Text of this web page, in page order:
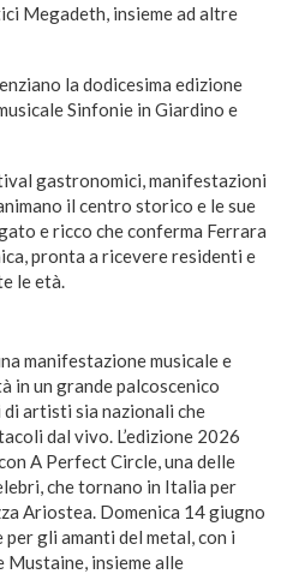
Megadeth, insieme ad altre
la dodicesima edizione
Sinfonie in Giardino e
gastronomici, manifestazioni
il centro storico e le sue
e ricco che conferma Ferrara
pronta a ricevere residenti e
le età.
manifestazione musicale e
in un grande palcoscenico
artisti sia nazionali che
dal vivo. L’edizione 2026
A Perfect Circle, una delle
che tornano in Italia per
Ariostea. Domenica 14 giugno
gli amanti del metal, con i
insieme alle